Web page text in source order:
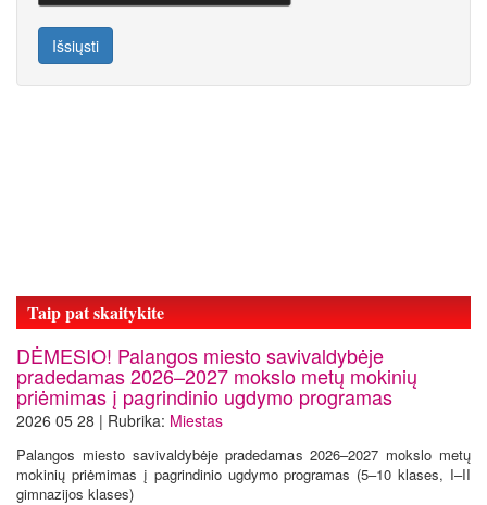
Išsiųsti
Taip pat skaitykite
DĖMESIO! Palangos miesto savivaldybėje
pradedamas 2026–2027 mokslo metų mokinių
priėmimas į pagrindinio ugdymo programas
2026 05 28 | Rubrika: Miestas
Palangos miesto savivaldybėje pradedamas 2026–2027 mokslo metų
mokinių priėmimas į pagrindinio ugdymo programas (5–10 klases, I–II
gimnazijos klases)